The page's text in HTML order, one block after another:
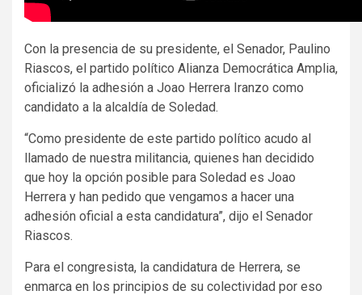
Con la presencia de su presidente, el Senador, Paulino
Riascos, el partido político Alianza Democrática Amplia,
oficializó la adhesión a Joao Herrera Iranzo como
candidato a la alcaldía de Soledad.
“Como presidente de este partido político acudo al
llamado de nuestra militancia, quienes han decidido
que hoy la opción posible para Soledad es Joao
Herrera y han pedido que vengamos a hacer una
adhesión oficial a esta candidatura”, dijo el Senador
Riascos.
Para el congresista, la candidatura de Herrera, se
enmarca en los principios de su colectividad por eso